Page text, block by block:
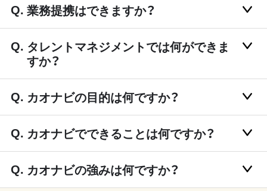
業務提携はできますか？
タレントマネジメントでは何ができま
すか？
カオナビの目的は何ですか？
カオナビでできることは何ですか？
カオナビの強みは何ですか？